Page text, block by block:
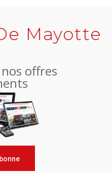
Mayotte
offres